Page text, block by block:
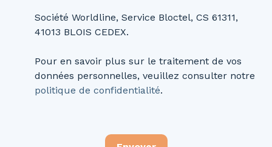
Société Worldline, Service Bloctel, CS 61311,
41013 BLOIS CEDEX.
Pour en savoir plus sur le traitement de vos
données personnelles, veuillez consulter notre
politique de confidentialité.